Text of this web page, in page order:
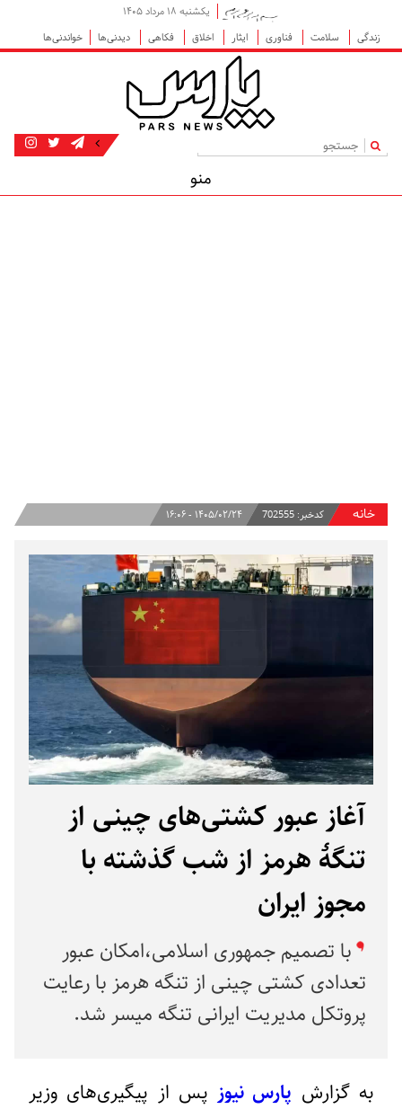
یکشنبه ۱۸ مرداد ۱۴۰۵
زندگی
سلامت فناوری ایثار اخلاق فکاهی دیدنی‌ها خواندنی‌ها
|
منو
خانه کدخبر: 702555 ۱۴۰۵/۰۲/۲۴ - ۱۶:۰۶
آغاز عبور کشتی‌های چینی از
تنگۀ هرمز از شب گذشته با
مجوز ایران
با تصمیم جمهوری اسلامی،امکان عبور
تعدادی کشتی‌ چینی از تنگه هرمز با رعایت
پروتکل مدیریت ایرانی تنگه میسر شد.
به گزارش پارس نیوز پس از پیگیری‌های وزیر